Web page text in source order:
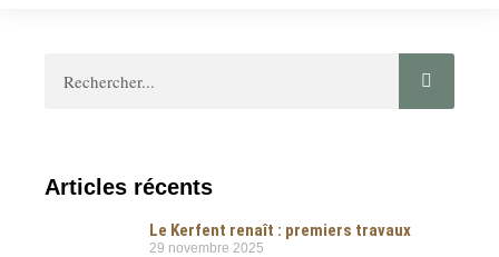
Articles récents
Le Kerfent renaît : premiers travaux
29 novembre 2025